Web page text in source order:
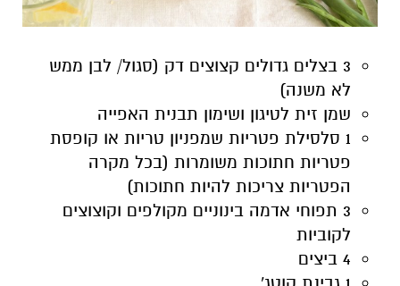
3 בצלים גדולים קצוצים דק (סגול/ לבן ממש
לא משנה)
שמן זית לטיגון ושימון תבנית האפייה
1 סלסילת פטריות שמפניון טריות או קופסת
פטריות חתוכות משומרות (בכל מקרה
הפטריות צריכות להיות חתוכות)
3 תפוחי אדמה בינוניים מקולפים וקוצוצים
לקוביות
4 ביצים